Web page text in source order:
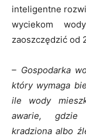
inteligentne
wyciekom
zaoszczędzić od
– Gospodarka
który wymaga
ile wody
awarie,
kradziona albo